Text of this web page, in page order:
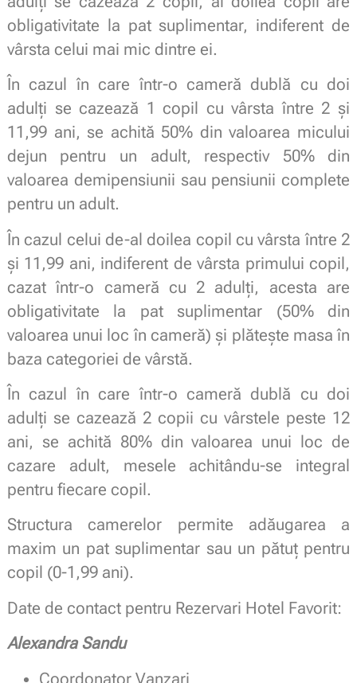
obligativitate la pat suplimentar, indiferent de
vârsta celui mai mic dintre ei.
În cazul în care într-o cameră dublă cu doi
adulți se cazează 1 copil cu vârsta între 2 și
11,99 ani, se achită 50% din valoarea micului
dejun pentru un adult, respectiv 50% din
valoarea demipensiunii sau pensiunii complete
pentru un adult.
În cazul celui de-al doilea copil cu vârsta între 2
și 11,99 ani, indiferent de vârsta primului copil,
cazat într-o cameră cu 2 adulți, acesta are
obligativitate la pat suplimentar (50% din
valoarea unui loc în cameră) și plătește masa în
baza categoriei de vârstă.
În cazul în care într-o cameră dublă cu doi
adulți se cazează 2 copii cu vârstele peste 12
ani, se achită 80% din valoarea unui loc de
cazare adult, mesele achitându-se integral
pentru fiecare copil.
Structura camerelor permite adăugarea a
maxim un pat suplimentar sau un pătuț pentru
copil (0-1,99 ani).
Date de contact pentru Rezervari Hotel Favorit:
Alexandra Sandu
Coordonator Vanzari